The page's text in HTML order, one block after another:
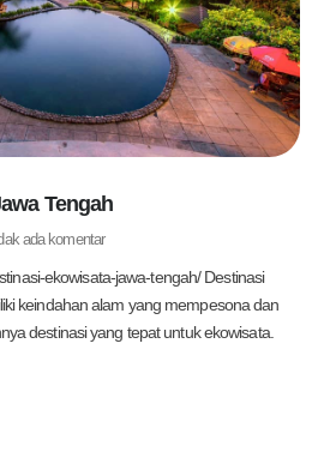
Tengah
ada komentar
ekowisata-jawa-tengah/ Destinasi
keindahan alam yang mempesona dan
destinasi yang tepat untuk ekowisata.